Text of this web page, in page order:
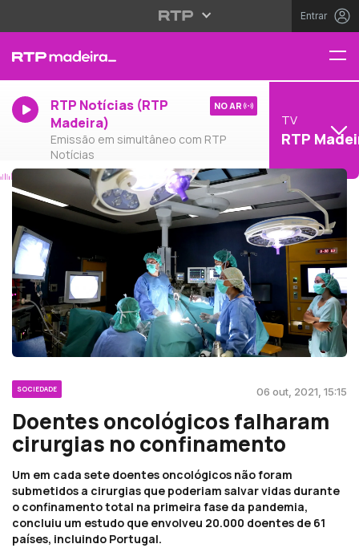
Entrar
RTP Notícias (RTP
Madeira)
Emissão em simultâneo com RTP
Notícias
NO AR
TV
RTP
SOCIEDADE 06 out, 2021, 15:15
Doentes oncológicos falharam
cirurgias no confinamento
Um em cada sete doentes oncológicos não foram
submetidos a cirurgias que poderiam salvar vidas durante
o confinamento total na primeira fase da pandemia,
concluiu um estudo que envolveu 20.000 doentes de 61
países, incluindo Portugal.